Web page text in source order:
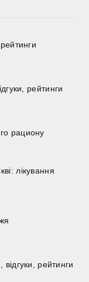
рейтинги
рациону
лікування
рейтинги